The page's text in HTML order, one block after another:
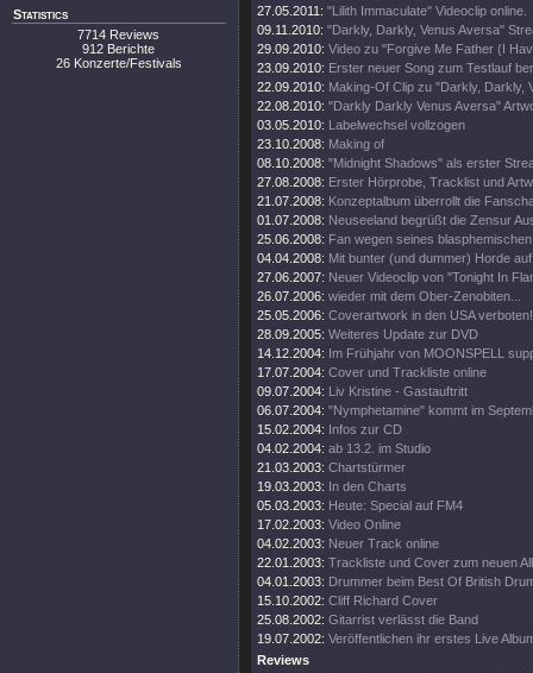
Statistics
7714 Reviews
912 Berichte
26 Konzerte/Festivals
27.05.2011: "Lilith Immaculate" Videoclip online.
09.11.2010: "Darkly, Darkly, Venus Aversa"
29.09.2010: Video zu "Forgive Me Father (I
23.09.2010: Erster neuer Song zum Testlauf
22.09.2010: Making-Of Clip zu "Darkly, Darkly,
22.08.2010: "Darkly Darkly Venus Aversa"
03.05.2010: Labelwechsel vollzogen
23.10.2008: Making of
08.10.2008: "Midnight Shadows" als erster
27.08.2008: Erster Hörprobe, Tracklist und
21.07.2008: Konzeptalbum überrollt die
01.07.2008: Neuseeland begrüßt die Zensur
25.06.2008: Fan wegen seines
04.04.2008: Mit bunter (und dummer) Horde
27.06.2007: Neuer Videoclip von "Tonight In
26.07.2006: wieder mit dem Ober-Zenobiten...
25.05.2006: Coverartwork in den USA verboten!
28.09.2005: Weiteres Update zur DVD
14.12.2004: Im Frühjahr von MOONSPELL
17.07.2004: Cover und Trackliste online
09.07.2004: Liv Kristine - Gastauftritt
06.07.2004: "Nymphetamine" kommt im
15.02.2004: Infos zur CD
04.02.2004: ab 13.2. im Studio
21.03.2003: Chartstürmer
19.03.2003: In den Charts
05.03.2003: Heute: Special auf FM4
17.02.2003: Video Online
04.02.2003: Neuer Track online
22.01.2003: Trackliste und Cover zum neuen
04.01.2003: Drummer beim Best Of British
15.10.2002: Cliff Richard Cover
25.08.2002: Gitarrist verlässt die Band
19.07.2002: Veröffentlichen ihr erstes Live
Reviews